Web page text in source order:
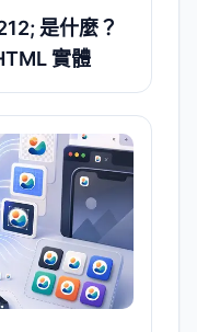
是什麼？
實體